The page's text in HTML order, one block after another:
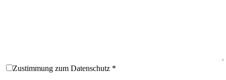
Zustimmung zum Datenschutz *